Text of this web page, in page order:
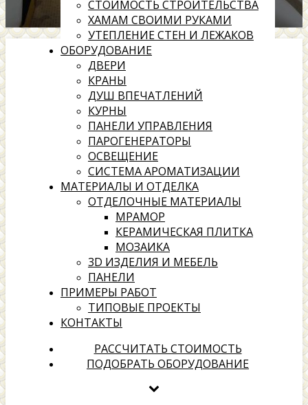
СТОИМОСТЬ СТРОИТЕЛЬСТВА
ХАМАМ СВОИМИ РУКАМИ
УТЕПЛЕНИЕ СТЕН И ЛЕЖАКОВ
ОБОРУДОВАНИЕ
ДВЕРИ
КРАНЫ
ДУШ ВПЕЧАТЛЕНИЙ
КУРНЫ
ПАНЕЛИ УПРАВЛЕНИЯ
ПАРОГЕНЕРАТОРЫ
ОСВЕЩЕНИЕ
СИСТЕМА АРОМАТИЗАЦИИ
МАТЕРИАЛЫ И ОТДЕЛКА
ОТДЕЛОЧНЫЕ МАТЕРИАЛЫ
МРАМОР
КЕРАМИЧЕСКАЯ ПЛИТКА
МОЗАИКА
3D ИЗДЕЛИЯ И МЕБЕЛЬ
ПАНЕЛИ
ПРИМЕРЫ РАБОТ
ТИПОВЫЕ ПРОЕКТЫ
КОНТАКТЫ
хамамах
Выбери надежного подрядчика для создания своей
РАССЧИТАТЬ СТОИМОСТЬ
ПОДОБРАТЬ ОБОРУДОВАНИЕ